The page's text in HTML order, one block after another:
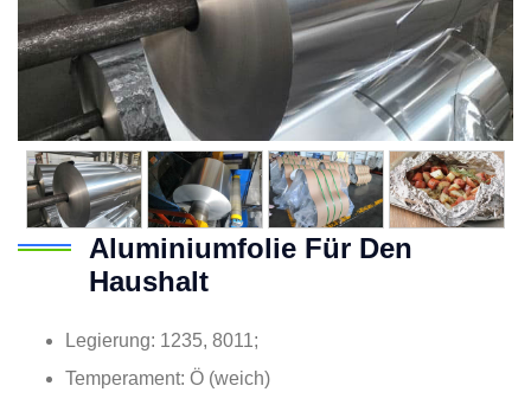
Aluminiumfolie Für Den
Haushalt
Legierung: 1235, 8011;
Temperament: Ö (weich)